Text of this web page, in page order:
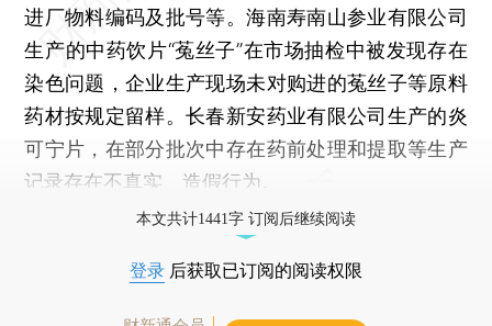
进厂物料编码及批号等。海南寿南山参业有限公司
生产的中药饮片“菟丝子”在市场抽检中被发现存在
染色问题，企业生产现场未对购进的菟丝子等原料
药材按规定留样。长春新安药业有限公司生产的炎
可宁片，在部分批次中存在药前处理和提取等生产
记录存在不真实、造假行为。
本文共计1441字 订阅后继续阅读
登录 后获取已订阅的阅读权限